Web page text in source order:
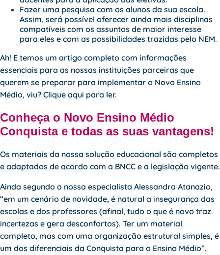
Fazer uma pesquisa com os alunos da sua escola.
Assim, será possível oferecer ainda mais disciplinas
compatíveis com os assuntos de maior interesse
para eles e com as possibilidades trazidas pelo NEM.
Ah! E temos um artigo completo com informações
essenciais para as nossas instituições parceiras que
querem se preparar para implementar o Novo Ensino
Médio, viu? Clique aqui para ler.
Conheça o Novo Ensino Médio
Conquista e todas as suas vantagens!
Os materiais da nossa solução educacional são completos
e adaptados de acordo com a BNCC e a legislação vigente.
Ainda segundo a nossa especialista Alessandra Atanazio,
“em um cenário de novidade, é natural a insegurança das
escolas e dos professores (afinal, tudo o que é novo traz
incertezas e gera desconfortos). Ter um material
completo, mas com uma organização estrutural simples, é
um dos diferenciais da Conquista para o Ensino Médio”.